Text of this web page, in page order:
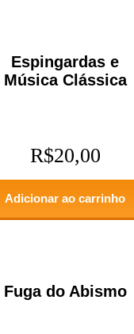
Espingardas e
Música Clássica
R$20,00
Adicionar ao carrinho
Fuga do Abismo